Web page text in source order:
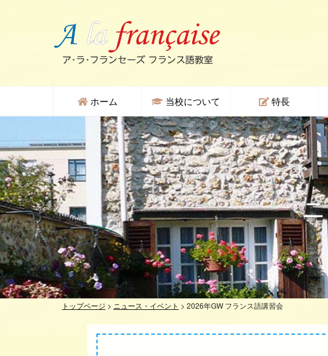
ホーム 当校について 特長
トップページ > ニュース・イベント > 2026年GW フランス語講習会